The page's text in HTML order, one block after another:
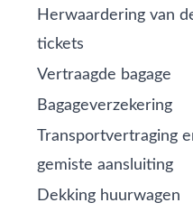
Herwaardering van
tickets
Vertraagde bagage
Bagageverzekering
Transportvertraging
gemiste aansluiting
Dekking huurwagen